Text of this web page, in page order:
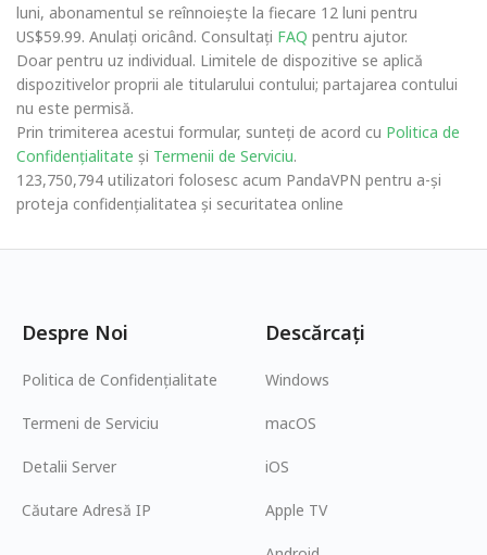
luni, abonamentul se reînnoiește la fiecare 12 luni pentru
US$59.99. Anulați oricând. Consultați FAQ pentru ajutor.
Doar pentru uz individual. Limitele de dispozitive se aplică
dispozitivelor proprii ale titularului contului; partajarea contului
nu este permisă.
Prin trimiterea acestui formular, sunteți de acord cu Politica de
Confidențialitate și Termenii de Serviciu.
123,750,794 utilizatori folosesc acum PandaVPN pentru a-și
proteja confidențialitatea și securitatea online
Despre Noi
Politica de Confidențialitate
Termeni de Serviciu
Detalii Server
Căutare Adresă IP
Descărcați
Windows
macOS
iOS
Apple TV